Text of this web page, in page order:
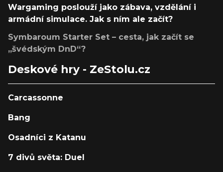
Wargaming poslouží jako zábava, vzdělání i
armádní simulace. Jak s ním ale začít?
Symbaroum Starter Set – cesta, jak začít se
„švédským DnD“?
Deskové hry - ZeStolu.cz
Carcassonne
Bang
Osadníci z Katanu
7 divů světa: Duel